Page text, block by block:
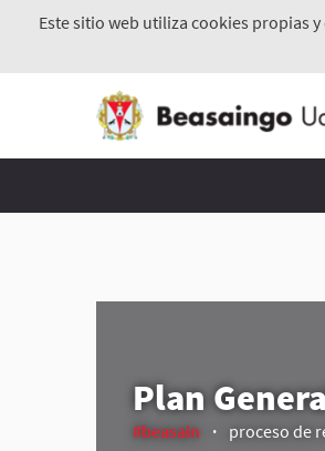
Este sitio web utiliza cookies propias
Plan
#beasain proceso de